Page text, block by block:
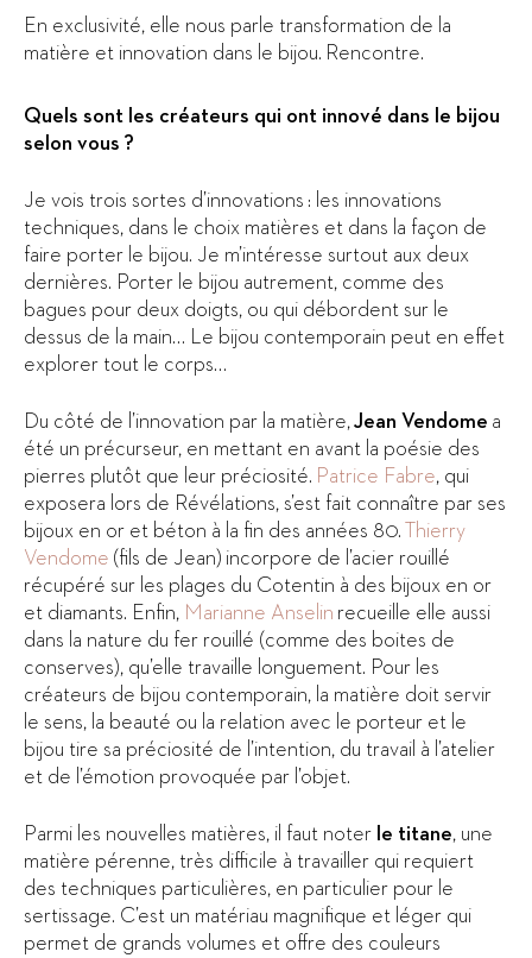
En exclusivité, elle nous parle transformation de la
matière et innovation dans le bijou. Rencontre.
Quels sont les créateurs qui ont innové dans le bijou
selon vous ?
Je vois trois sortes d’innovations : les innovations
techniques, dans le choix matières et dans la façon de
faire porter le bijou. Je m’intéresse surtout aux deux
dernières. Porter le bijou autrement, comme des
bagues pour deux doigts, ou qui débordent sur le
dessus de la main… Le bijou contemporain peut en effet
explorer tout le corps…
Du côté de l’innovation par la matière, Jean Vendome a
été un précurseur, en mettant en avant la poésie des
pierres plutôt que leur préciosité. Patrice Fabre, qui
exposera lors de Révélations, s’est fait connaître par ses
bijoux en or et béton à la fin des années 80.
Thierry
Vendome (fils de Jean) incorpore de l’acier rouillé
récupéré sur les plages du Cotentin à des bijoux en or
et diamants. Enfin, Marianne Anselin recueille elle aussi
dans la nature du fer rouillé (comme des boites de
conserves), qu’elle travaille longuement. Pour les
créateurs de bijou contemporain, la matière doit servir
le sens, la beauté ou la relation avec le porteur et le
bijou tire sa préciosité de l’intention, du travail à l’atelier
et de l’émotion provoquée par l’objet.
Parmi les nouvelles matières, il faut noter le titane, une
matière pérenne, très difficile à travailler qui requiert
des techniques particulières, en particulier pour le
sertissage. C’est un matériau magnifique et léger qui
permet de grands volumes et offre des couleurs